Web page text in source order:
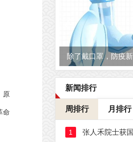
原
命
复旦大学校园开放日
新闻排行
周排行 月排行